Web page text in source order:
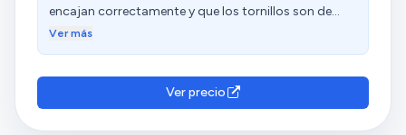
encajan correctamente y que los tornillos son de
mala calidad. Además, hay opiniones diversas sobre
Ver más
Ver precio